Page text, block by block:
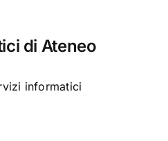
di Ateneo
informatici